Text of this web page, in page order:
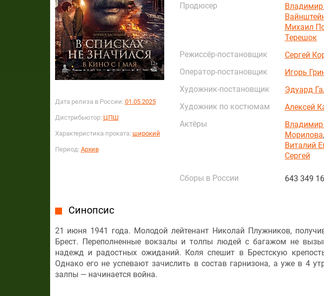
Дата релиза в России: 01.05.2025
Дистрибьютор: ЦПШ
Характеристика проката: широкий
Период: Архив
Продюсер
Михаил
Терешок
Режиссёр-постановщик
Сергей
Оператор-постановщик
Игорь
Художник-постановщик
Эдуард
Художник по костюмам
Алексей
Актёры
Морилова,
Виталий
Сергей
Сборы в России 643 349
Синопсис
21 июня 1941 года. Молодой лейтенант Николай Плужников,
Брест. Переполненные вокзалы и толпы людей с багажом не
надежд и радостных ожиданий. Коля спешит в Брестскую
Однако его не успевают зачислить в состав гарнизона, а уже в 4
залпы — начинается война.